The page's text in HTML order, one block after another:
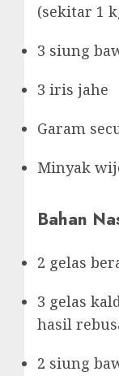
(sekitar 1
3 siung
3 iris jahe
Garam
Minyak
Bahan
2 gelas
3 gelas
hasil
2 siung